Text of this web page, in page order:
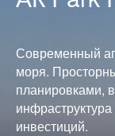
Современный
моря.
планировками,
инвестиций.